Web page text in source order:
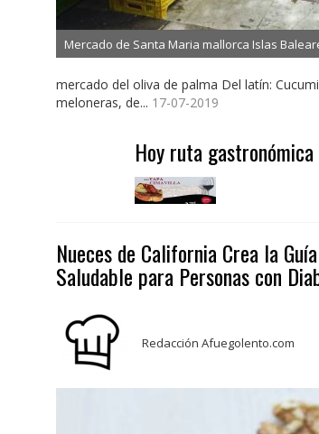
Mercado de Santa Maria mallorca Islas
mercado del oliva de palma Del latín:
meloneras, de... 17-07-2019
Hoy ruta
Nueces de California Crea la
Saludable para Personas con
Redacción Afuegolento.com